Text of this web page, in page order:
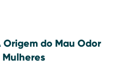
do Mau Odor
Mulheres